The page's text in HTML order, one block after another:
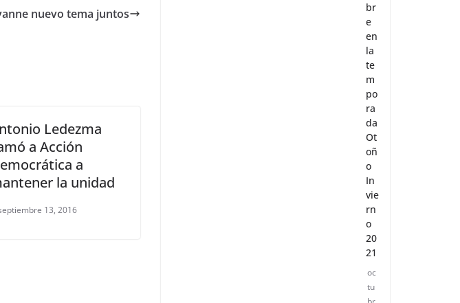
nuevo tema juntos
Ledezma
a Acción
a
la unidad
13, 2016
br
e
en
la
te
m
po
ra
da
Ot
oñ
o
In
vie
rn
o
20
21
oc
tu